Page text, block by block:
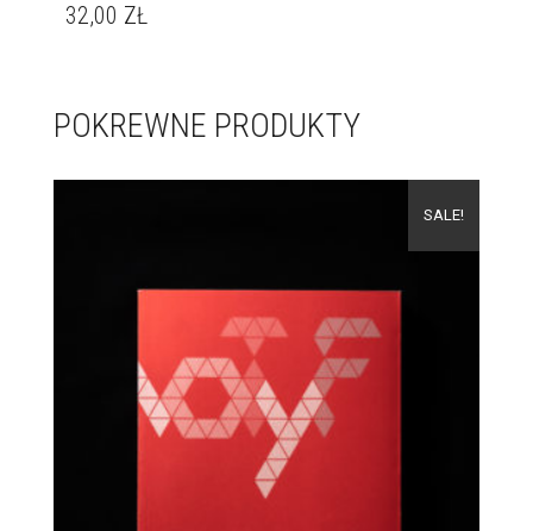
32,00 ZŁ
POKREWNE PRODUKTY
SALE!